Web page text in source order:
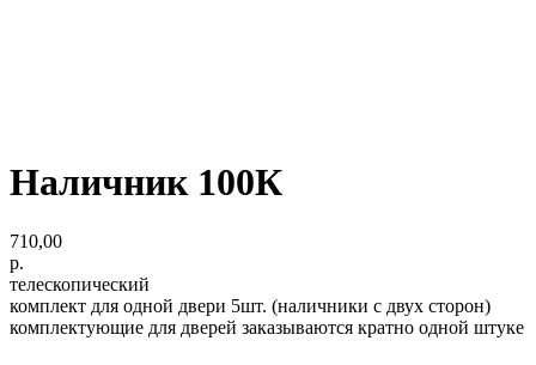
Наличник 100К
710,00
р.
телескопический
комплект для одной двери 5шт. (наличники с двух сторон)
комплектующие для дверей заказываются кратно одной штуке